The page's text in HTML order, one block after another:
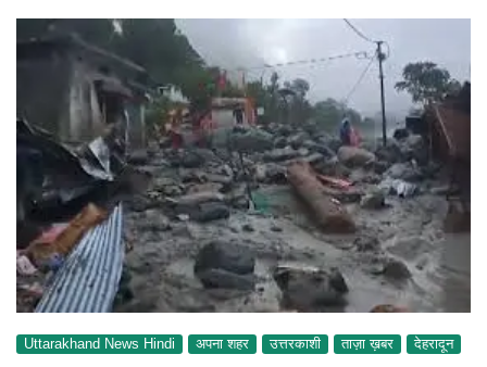
Uttarakhand News Hindi अपना शहर उत्तरकाशी ताज़ा ख़बर देहरादून